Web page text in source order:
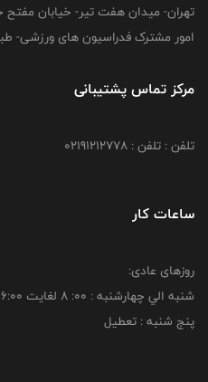
امور مشترک فدراسیون های ورزشی- طبقه
مرکز تماس پشتیبانی
تلفن : تلفن : 02191212778
ساعات کار
روزهای عادی:
شنبه الي چهارشنبه : 00: 8 لغايت 16:00
پنج شنبه : تعطیل